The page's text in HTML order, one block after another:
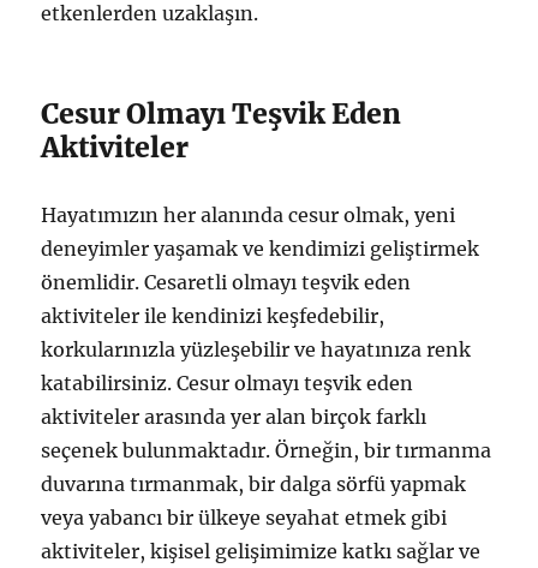
etkenlerden uzaklaşın.
Cesur Olmayı Teşvik Eden
Aktiviteler
Hayatımızın her alanında cesur olmak, yeni
deneyimler yaşamak ve kendimizi geliştirmek
önemlidir. Cesaretli olmayı teşvik eden
aktiviteler ile kendinizi keşfedebilir,
korkularınızla yüzleşebilir ve hayatınıza renk
katabilirsiniz. Cesur olmayı teşvik eden
aktiviteler arasında yer alan birçok farklı
seçenek bulunmaktadır. Örneğin, bir tırmanma
duvarına tırmanmak, bir dalga sörfü yapmak
veya yabancı bir ülkeye seyahat etmek gibi
aktiviteler, kişisel gelişimimize katkı sağlar ve